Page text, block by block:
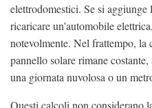
elettrodomestici. Se si aggiunge
ricaricare un'automobile
notevolmente. Nel frattempo, la
pannello solare rimane
una giornata nuvolosa o un
Questi calcoli non considerano